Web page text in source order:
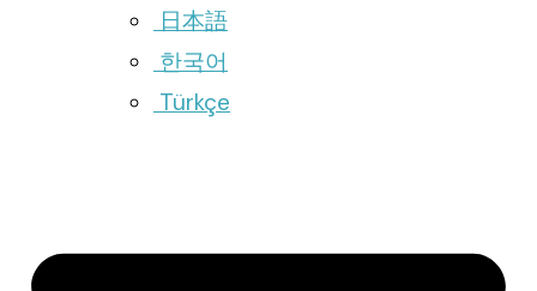
日本語
한국어
Türkçe